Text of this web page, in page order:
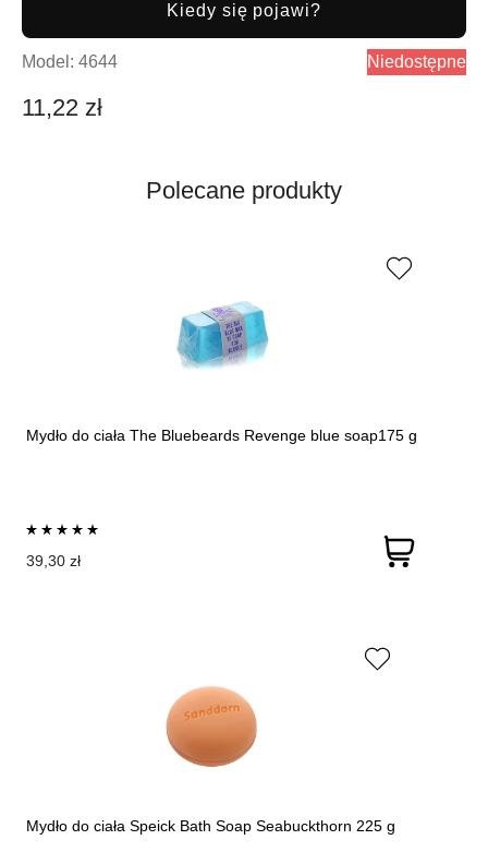
Niedostępne
Model: 4644
11,22 zł
Kiedy się pojawi?
Polecane produkty
Mydło do ciała The Bluebeards Revenge blue soap175 g
39,30 zł
Mydło do ciała Speick Bath Soap Seabuckthorn 225 g